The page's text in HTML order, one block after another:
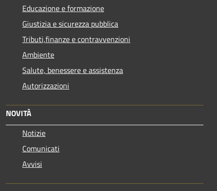
Educazione e formazione
Giustizia e sicurezza pubblica
Tributi,finanze e contravvenzioni
Ambiente
Salute, benessere e assistenza
Autorizzazioni
NOVITÀ
Notizie
Comunicati
Avvisi